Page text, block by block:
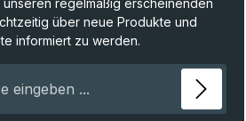
regelmäßig erscheinenden
über neue Produkte und
informiert zu werden.